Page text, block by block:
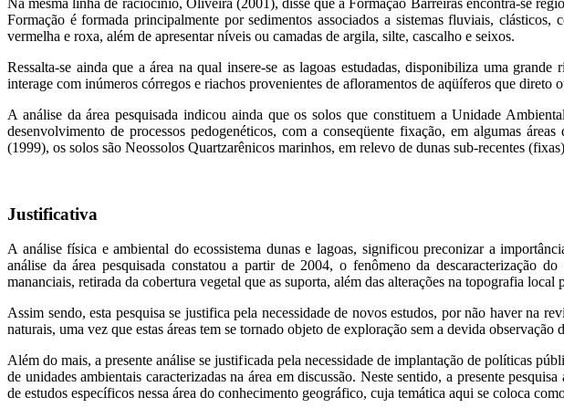
Na mesma linha de raciocínio, Oliveira (2001), disse que a Formação Barreiras encontra-se
Formação é formada principalmente por sedimentos associados a sistemas fluviais,
vermelha e roxa, além de apresentar níveis ou camadas de argila, silte, cascalho e seixos.
Ressalta-se ainda que a área na qual insere-se as lagoas estudadas, disponibiliza uma
interage com inúmeros córregos e riachos provenientes de afloramentos de aqüíferos que direto
A análise da área pesquisada indicou ainda que os solos que constituem a Unidade
desenvolvimento de processos pedogenéticos, com a conseqüente fixação, em algumas
(1999), os solos são Neossolos Quartzarênicos marinhos, em relevo de dunas sub-recentes
Justificativa
A análise física e ambiental do ecossistema dunas e lagoas, significou preconizar a
análise da área pesquisada constatou a partir de 2004, o fenômeno da descaracterização
mananciais, retirada da cobertura vegetal que as suporta, além das alterações na topografia
Assim sendo, esta pesquisa se justifica pela necessidade de novos estudos, por não haver na
naturais, uma vez que estas áreas tem se tornado objeto de exploração sem a devida observação
Além do mais, a presente análise se justificada pela necessidade de implantação de políticas
de unidades ambientais caracterizadas na área em discussão. Neste sentido, a presente
de estudos específicos nessa área do conhecimento geográfico, cuja temática aqui se coloca